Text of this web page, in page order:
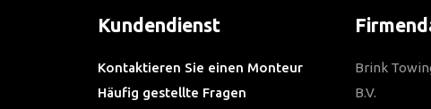
Kundendienst
Kontaktieren Sie einen Monteur
Häufig gestellte Fragen
Brink
B.V.